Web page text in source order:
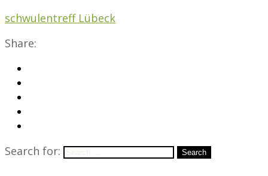
schwulentreff Lübeck
Share:
Search for: Search